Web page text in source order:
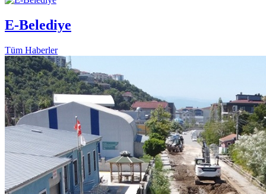
E-Belediye
Tüm Haberler